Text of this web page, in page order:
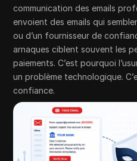
communication des emails
envoient des emails qui
ou d’un fournisseur de
arnaques ciblent souvent les
paiements. C’est pourquoi
un problème technologique.
confiance.